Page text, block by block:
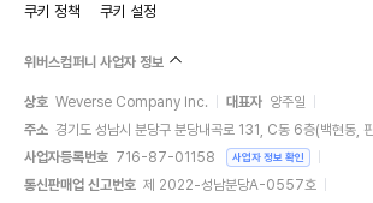
쿠키 정책
쿠키 설정
위버스컴퍼니 사업자 정보
상호 Weverse Company Inc. 대표자 양주일
주소 경기도 성남시 분당구 분당내곡로 131, C동 6층(백현동,
사업자등록번호 716-87-01158 사업자 정보 확인
통신판매업 신고번호 제 2022-성남분당A-0557호